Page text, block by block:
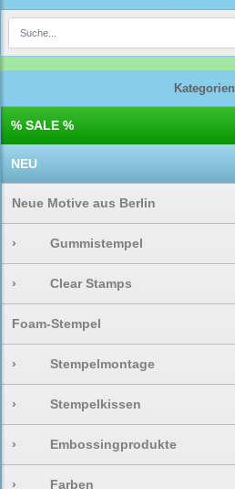
Kategorien
% SALE %
NEU
Neue Motive aus Berlin
› Gummistempel
› Clear Stamps
Foam-Stempel
› Stempelmontage
› Stempelkissen
› Embossingprodukte
› Farben